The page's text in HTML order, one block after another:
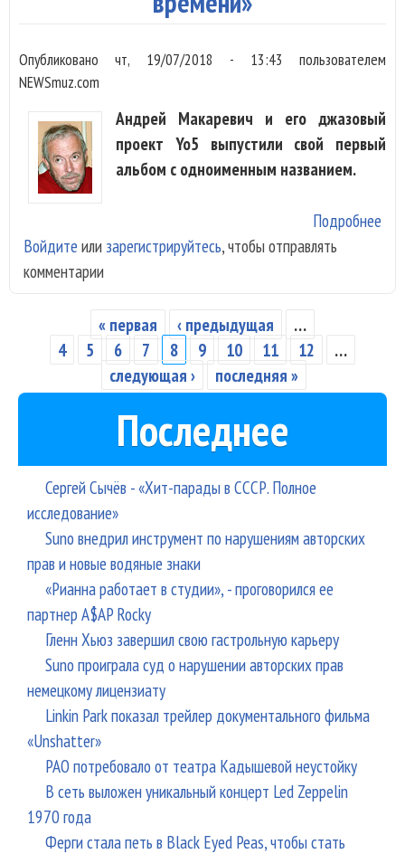
Опубликованочт, 19/07/2018 - 13:43 пользователем
NEWSmuz.com
Андрей Макаревич и его джазовый
проект Yo5 выпустили свой первый
альбом с одноименным названием.
Подробнее
Войдите или зарегистрируйтесь, чтобы отправлять
комментарии
Страницы
« первая ‹ предыдущая
…
4
5 6 7 8 9 10 11 12
…
следующая ›
последняя »
Последнее
Сергей Сычёв - «Хит-парады в СССР. Полное
исследование»
Suno внедрил инструмент по нарушениям авторских
прав и новые водяные знаки
«Рианна работает в студии», - проговорился ее
партнер A$AP Rocky
Гленн Хьюз завершил свою гастрольную карьеру
Suno проиграла суд о нарушении авторских прав
немецкому лицензиату
Linkin Park показал трейлер документального фильма
«Unshatter»
РАО потребовало от театра Кадышевой неустойку
В сеть выложен уникальный концерт Led Zeppelin
1970 года
Ферги стала петь в Black Eyed Peas, чтобы стать